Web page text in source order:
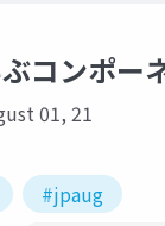
コンポー
01, 21
#jpaug